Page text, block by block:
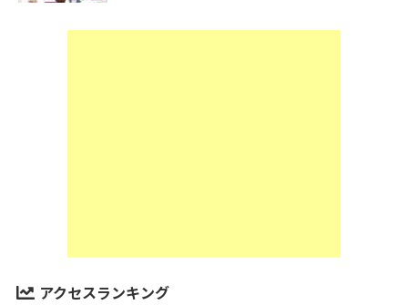
アクセスランキング